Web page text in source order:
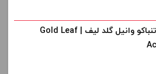
به سبد خرید
نیکوتین:
جویس تنباکو وانیل گلد لیف | Gold Leaf